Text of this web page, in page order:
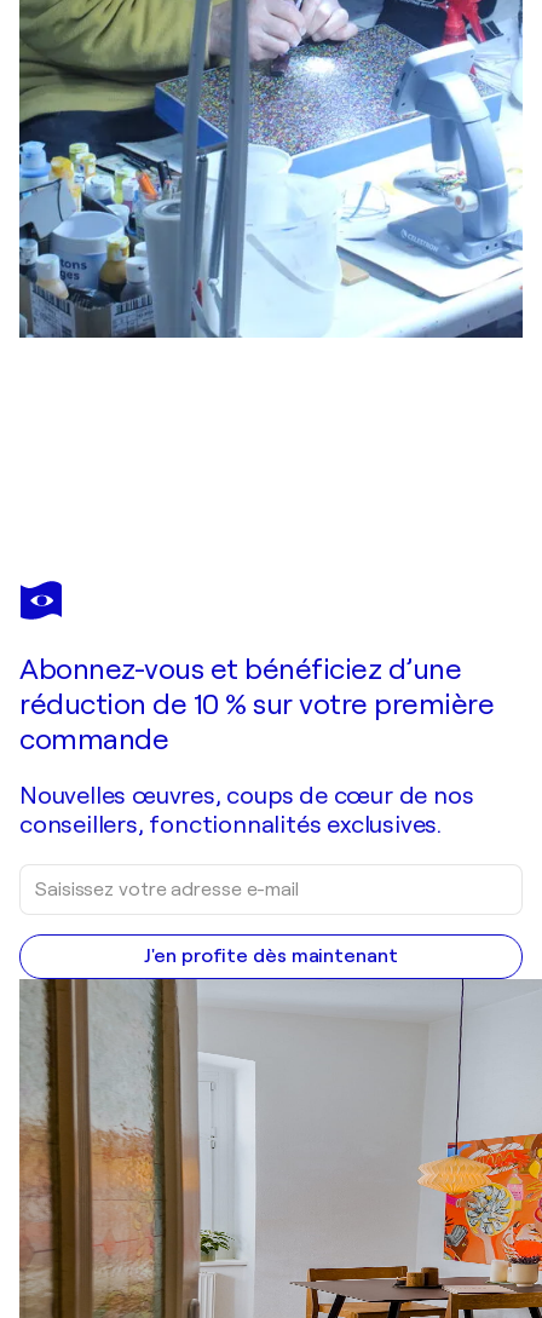
JOSE ANTONIO SALVADOR CORRALES MORENO
Geno-fetal self portrait
Abonnez-vous et bénéficiez d’une
réduction de 10 % sur votre première
commande
Nouvelles œuvres, coups de cœur de nos
conseillers, fonctionnalités exclusives.
J'en profite dès maintenant